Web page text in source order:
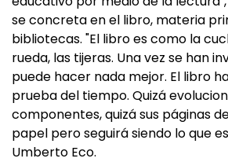
se concreta en el libro, materia
bibliotecas. "El libro es como la
rueda, las tijeras. Una vez se han
puede hacer nada mejor. El libro
prueba del tiempo. Quizá
componentes, quizá sus páginas
papel pero seguirá siendo lo que
Umberto Eco.